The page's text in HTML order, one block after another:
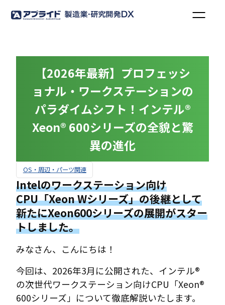
【2026年最新】プロフェッシ
ョナル・ワークステーションの
パラダイムシフト！インテル®
Xeon® 600シリーズの全貌と驚
異の進化
OS・周辺・パーツ関連
Intelのワークステーション向け
CPU「Xeon Wシリーズ」の後継として
新たにXeon600シリーズの展開がスター
トしました。
みなさん、こんにちは！
今回は、2026年3月に公開された、インテル®
の次世代ワークステーション向けCPU「Xeon®
600シリーズ」について徹底解説いたします。